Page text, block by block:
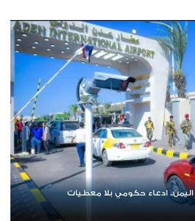
اليمن.. ادعاء حكومي بلا معطيات